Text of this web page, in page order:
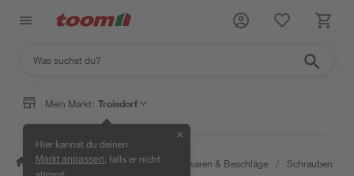
Mein Markt: Troisdorf
Hier kannst du deinen
Markt anpassen , falls er nicht
✕
/ Werkstatt & Maschinen / Eisenwaren & Beschläge / Schrauben